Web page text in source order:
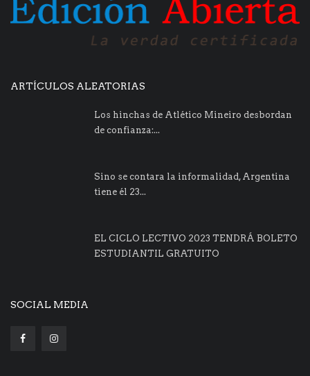
ARTÍCULOS ALEATORIAS
Los hinchas de Atlético Mineiro desbordan
de confianza:...
Sino se contara la informalidad, Argentina
tiene él 23...
EL CICLO LECTIVO 2023 TENDRÁ BOLETO
ESTUDIANTIL GRATUITO
SOCIAL MEDIA